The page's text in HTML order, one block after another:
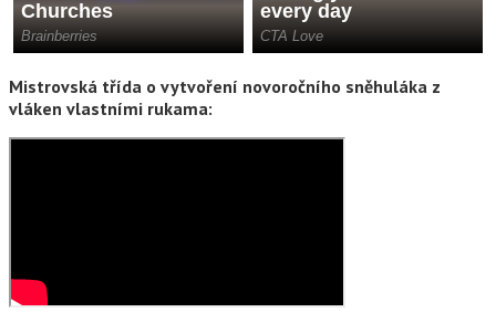
Mistrovská třída o vytvoření novoročního sněhuláka z
vláken vlastními rukama: